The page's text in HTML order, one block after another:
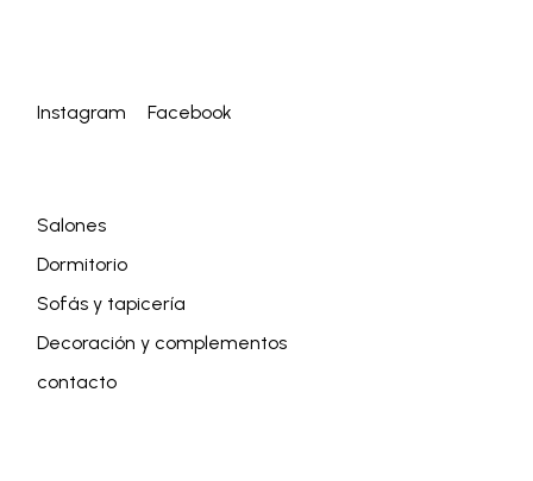
Instagram Facebook
Salones
Dormitorio
Sofás y tapicería
Decoración y complementos
contacto